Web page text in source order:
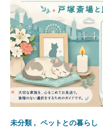
未分類 ペットとの暮らし